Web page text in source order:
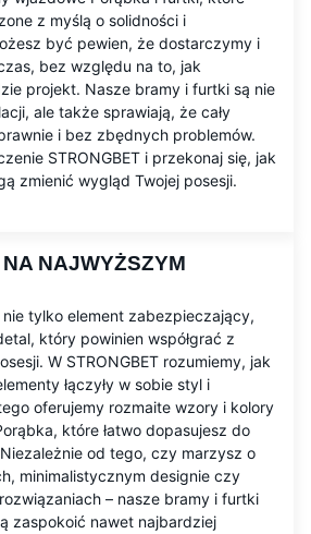
z myślą o solidności i
być pewien, że dostarczymy i
bez względu na to, jak
projekt. Nasze bramy i furtki są nie
ale także sprawiają, że cały
i bez zbędnych problemów.
STRONGBET i przekonaj się, jak
zmienić wygląd Twojej posesji.
NAJWYŻSZYM
tylko element zabezpieczający,
który powinien współgrać z
W STRONGBET rozumiemy, jak
łączyły w sobie styl i
oferujemy rozmaite wzory i kolory
które łatwo dopasujesz do
od tego, czy marzysz o
minimalistycznym designie czy
– nasze bramy i furtki
zaspokoić nawet najbardziej